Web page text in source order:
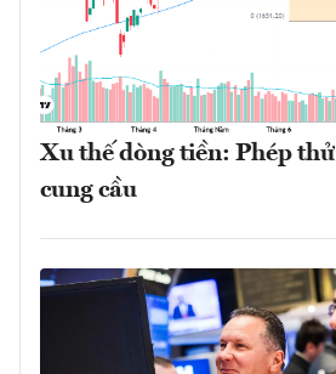
Xu thế dòng tiền: Phép
cung cầu